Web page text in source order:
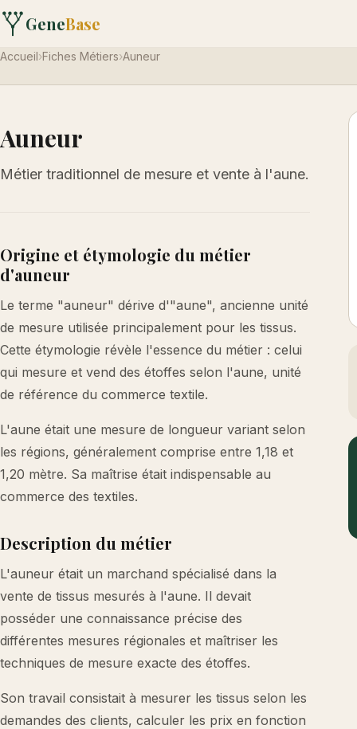
GeneBase
Accueil›Fiches Métiers›Auneur
Auneur
Métier traditionnel de mesure et vente à l'aune.
Origine et étymologie du métier
d'auneur
Le terme "auneur" dérive d'"aune", ancienne unité
de mesure utilisée principalement pour les tissus.
Cette étymologie révèle l'essence du métier : celui
qui mesure et vend des étoffes selon l'aune, unité
de référence du commerce textile.
L'aune était une mesure de longueur variant selon
les régions, généralement comprise entre 1,18 et
1,20 mètre. Sa maîtrise était indispensable au
commerce des textiles.
Description du métier
L'auneur était un marchand spécialisé dans la
vente de tissus mesurés à l'aune. Il devait
posséder une connaissance précise des
différentes mesures régionales et maîtriser les
techniques de mesure exacte des étoffes.
Son travail consistait à mesurer les tissus selon les
demandes des clients, calculer les prix en fonction